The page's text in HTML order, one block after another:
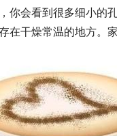
你会看到很多细小的
在干燥常温的地方。